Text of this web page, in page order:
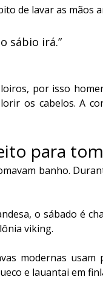
de lavar as mãos
sábio irá.”
por isso
os cabelos. A
para
banho.
o sábado é
viking.
modernas
e lauantai em